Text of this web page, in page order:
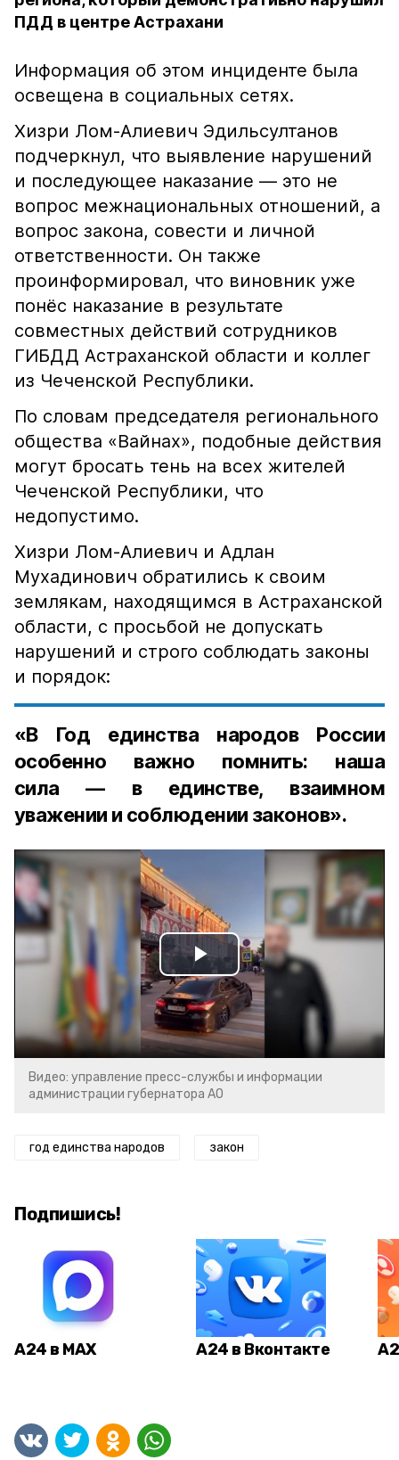
ПДД в центре Астрахани
Информация об этом инциденте была
освещена в социальных сетях.
Хизри Лом-Алиевич Эдильсултанов
подчеркнул, что выявление нарушений
и последующее наказание — это не
вопрос межнациональных отношений, а
вопрос закона, совести и личной
ответственности. Он также
проинформировал, что виновник уже
понёс наказание в результате
совместных действий сотрудников
ГИБДД Астраханской области и коллег
из Чеченской Республики.
По словам председателя регионального
общества «Вайнах», подобные действия
могут бросать тень на всех жителей
Чеченской Республики, что
недопустимо.
Хизри Лом-Алиевич и Адлан
Мухадинович обратились к своим
землякам, находящимся в Астраханской
области, с просьбой не допускать
нарушений и строго соблюдать законы
и порядок:
«В Год единства народов России
особенно важно помнить: наша
сила — в единстве, взаимном
уважении и соблюдении законов».
Play
Video
Видео: управление пресс-службы и информации
администрации губернатора АО
год единства народов закон
Подпишись!
А24 в MAX А24 в Вконтакте